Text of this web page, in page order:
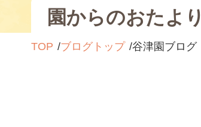
園からのおたより
TOP ブログトップ 谷津園ブログ